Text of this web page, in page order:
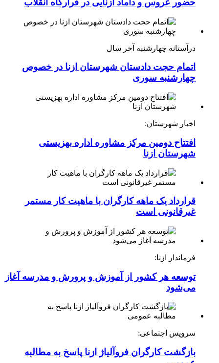
حضور عروس و داماد ازنایی در قرارگاه انقلاب
درآستانه چهارشنبه آخر سال
اتمام حجت دادستان شهرستان ازنا در خصوص
چهارشنبه ‌سوری
اخبار شهرستان:
افتتاح دومین مرکز مشاوره اداره بهزیستی
شهرستان ازنا
قرارداد یک ماهه کارگران با ماهیت کار مستمر
غیرقانونی است
فرماندار ازنا:
توسعه هر کشور از آموزش و پرورش و مدرسه آغاز
می‌شود
سرویس اجتماعی:
بازگشت کارگران فروآلیاژ ازنا پاسخ به مطالبه